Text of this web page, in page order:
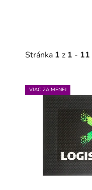
Stránka 1 z 1 - 11
V
ý
VIAC ZA MENEJ